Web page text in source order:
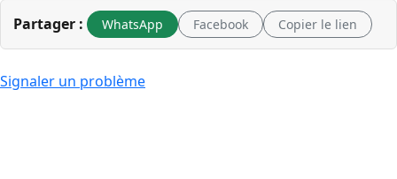
Partager : WhatsApp Facebook Copier le lien
Signaler un problème